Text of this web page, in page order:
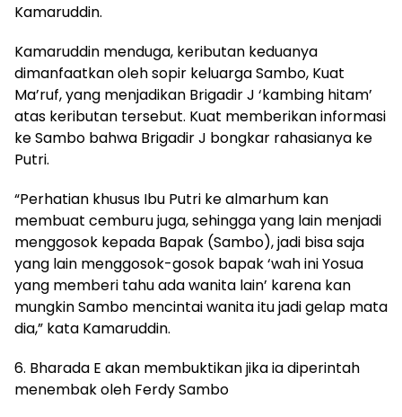
Kamaruddin.
Kamaruddin menduga, keributan keduanya
dimanfaatkan oleh sopir keluarga Sambo, Kuat
Ma’ruf, yang menjadikan Brigadir J ‘kambing hitam’
atas keributan tersebut. Kuat memberikan informasi
ke Sambo bahwa Brigadir J bongkar rahasianya ke
Putri.
“Perhatian khusus Ibu Putri ke almarhum kan
membuat cemburu juga, sehingga yang lain menjadi
menggosok kepada Bapak (Sambo), jadi bisa saja
yang lain menggosok-gosok bapak ‘wah ini Yosua
yang memberi tahu ada wanita lain’ karena kan
mungkin Sambo mencintai wanita itu jadi gelap mata
dia,” kata Kamaruddin.
6. Bharada E akan membuktikan jika ia diperintah
menembak oleh Ferdy Sambo